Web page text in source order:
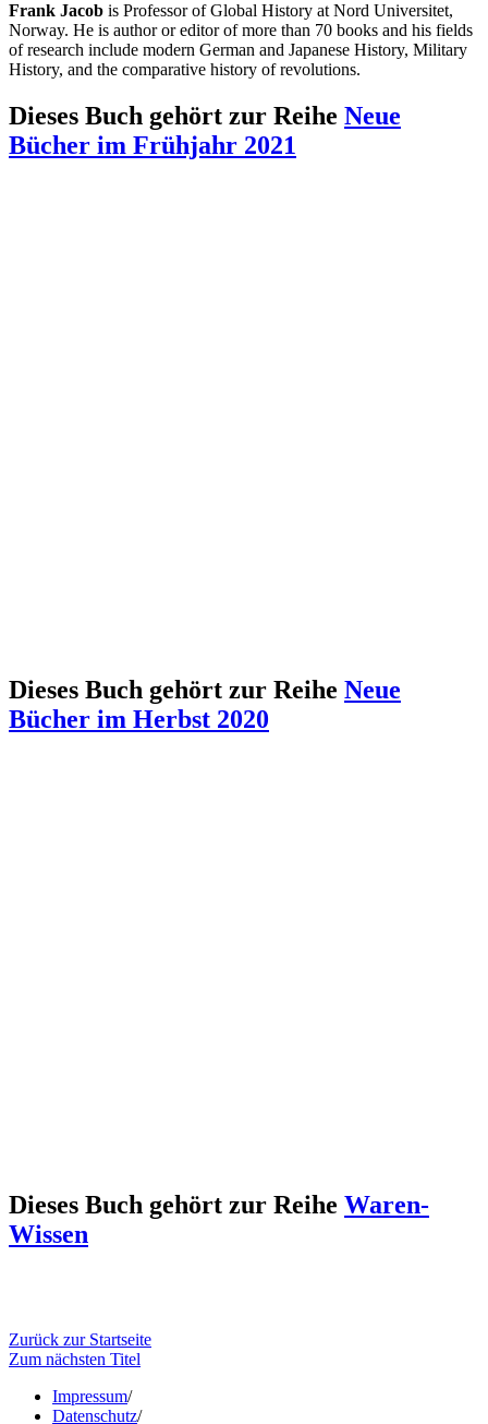
Frank Jacob is Professor of Global History at Nord Universitet,
Norway. He is author or editor of more than 70 books and his fields
of research include modern German and Japanese History, Military
History, and the comparative history of revolutions.
Dieses Buch gehört zur Reihe Neue
Bücher im Frühjahr 2021
Dieses Buch gehört zur Reihe Neue
Bücher im Herbst 2020
Dieses Buch gehört zur Reihe Waren-
Wissen
Zurück zur Startseite
Zum nächsten Titel
Impressum/
Datenschutz/